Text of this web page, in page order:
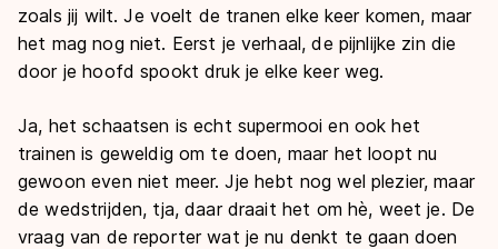
zoals jij wilt. Je voelt de tranen elke keer komen, maar
het mag nog niet. Eerst je verhaal, de pijnlijke zin die
door je hoofd spookt druk je elke keer weg.
Ja, het schaatsen is echt supermooi en ook het
trainen is geweldig om te doen, maar het loopt nu
gewoon even niet meer. Jje hebt nog wel plezier, maar
de wedstrijden, tja, daar draait het om hè, weet je. De
vraag van de reporter wat je nu denkt te gaan doen